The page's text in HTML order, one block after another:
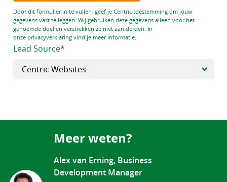
Door dit formulier in te vullen, geef je Centric toestemming om jouw
gegevens vast te leggen. Wij gebruiken deze gegevens alleen voor het
genoemde doel en verstrekken ze niet aan derden. In
onze privacyverklaring vind je meer informatie.
Lead Source
Meer weten?
Alex van Erning, Business
Development Manager